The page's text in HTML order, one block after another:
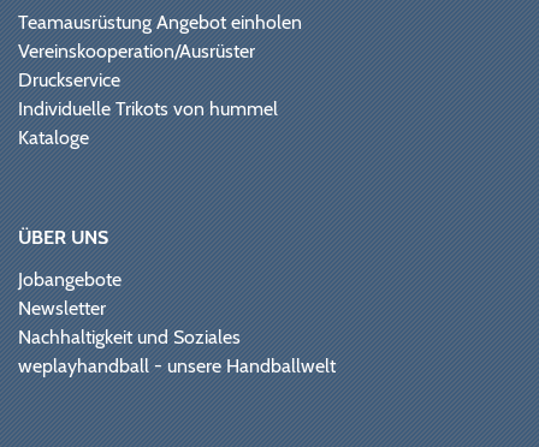
Teamausrüstung Angebot einholen
Vereinskooperation/Ausrüster
Druckservice
Individuelle Trikots von hummel
Kataloge
ÜBER UNS
Jobangebote
Newsletter
Nachhaltigkeit und Soziales
weplayhandball - unsere Handballwelt